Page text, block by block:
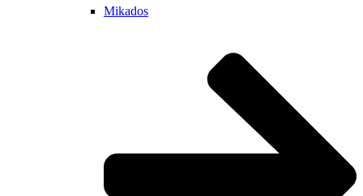
Mikados